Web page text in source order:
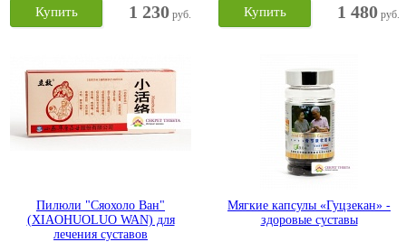
1 230 руб.
Купить 1 480 руб.
Купить
Пилюли "Сяохоло Ван"
(XIAOHUOLUO WAN) для
лечения суставов
Мягкие капсулы «Гуцзекан» -
здоровые суставы